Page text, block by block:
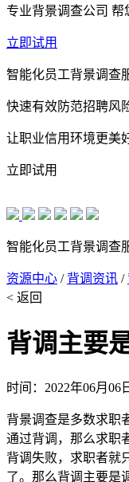
专业背景调查公司
立即试用
智能化员工背景调查
快速有效防范招聘风
让职业信用环境更美
立即试用
智能化员工背景调查
资源中心 / 背调资讯 /
< 返回
背调主要
时间：2022年06月06
背景调查是多数求职
通过背调，那么求职
背调失败，求职者就
了。那么背调主要是